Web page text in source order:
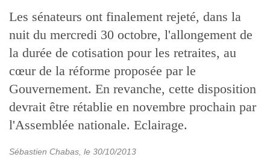
Les sénateurs ont finalement rejeté, dans la
nuit du mercredi 30 octobre, l'allongement de
la durée de cotisation pour les retraites, au
cœur de la réforme proposée par le
Gouvernement. En revanche, cette disposition
devrait être rétablie en novembre prochain par
l'Assemblée nationale. Eclairage.
Sébastien Chabas , le 30/10/2013